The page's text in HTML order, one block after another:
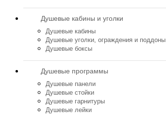
Душевые кабины и уголки
Душевые кабины
Душевые уголки, ограждения и поддоны
Душевые боксы
Душевые программы
Душевые панели
Душевые стойки
Душевые гарнитуры
Душевые лейки